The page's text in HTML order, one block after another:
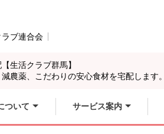
ラブ連合会
生活クラブ群馬】
農薬、こだわりの安心食材を宅配します。
ついて サービス案内